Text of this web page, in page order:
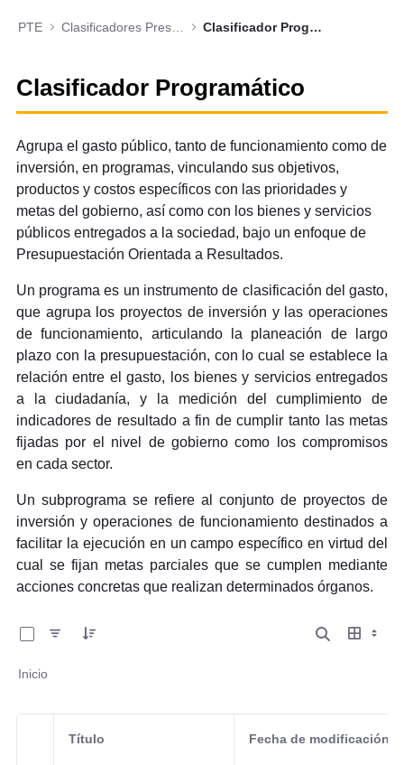
PTE Clasificadores Presupuestales Clasificador Programático
Clasificador Programático
Agrupa el gasto público, tanto de funcionamiento como de
inversión, en programas, vinculando sus objetivos,
productos y costos específicos con las prioridades y
metas del gobierno, así como con los bienes y servicios
públicos entregados a la sociedad, bajo un enfoque de
Presupuestación Orientada a Resultados.
Un programa es un instrumento de clasificación del gasto,
que agrupa los proyectos de inversión y las operaciones
de funcionamiento, articulando la planeación de largo
plazo con la presupuestación, con lo cual se establece la
relación entre el gasto, los bienes y servicios entregados
a la ciudadanía, y la medición del cumplimiento de
indicadores de resultado a fin de cumplir tanto las metas
fijadas por el nivel de gobierno como los compromisos
en cada sector.
Un subprograma se refiere al conjunto de proyectos de
inversión y operaciones de funcionamiento destinados a
facilitar la ejecución en un campo específico en virtud del
cual se fijan metas parciales que se cumplen mediante
acciones concretas que realizan determinados órganos.
Inicio
Selección del elemento
Título Fecha de modificación